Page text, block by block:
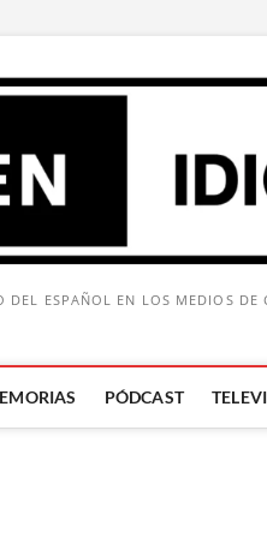
DEL ESPAÑOL EN LOS MEDIOS DE
PÓDCAST